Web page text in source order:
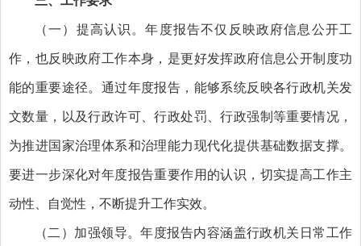
（一）提高认识。年度报告不仅反映政府信息公开工
作，也反映政府工作本身，是更好发挥政府信息公开制度功
能的重要途径。通过年度报告，能够系统反映各行政机关发
文数量，以及行政许可、行政处罚、行政强制等重要情况，
为推进国家治理体系和治理能力现代化提供基础数据支撑。
要进一步深化对年度报告重要作用的认识，切实提高工作主
动性、自觉性，不断提升工作实效。
（二）加强领导。年度报告内容涵盖行政机关日常工作